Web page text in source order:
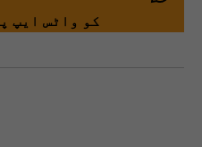
کو واٹس ایپ